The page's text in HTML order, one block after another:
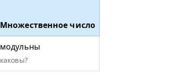
Множественное число
модульны
каковы?